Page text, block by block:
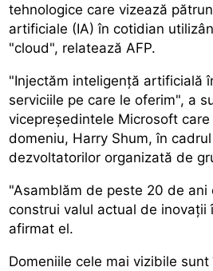
tehnologice care vizează
artificiale (IA) în cotidian
"cloud", relatează AFP.
"Injectăm inteligență artificială
serviciile pe care le oferim", a
vicepreședintele Microsoft
domeniu, Harry Shum, în
dezvoltatorilor organizată de
"Asamblăm de peste 20 de ani
construi valul actual de inovații
afirmat el.
Domeniile cele mai vizibile